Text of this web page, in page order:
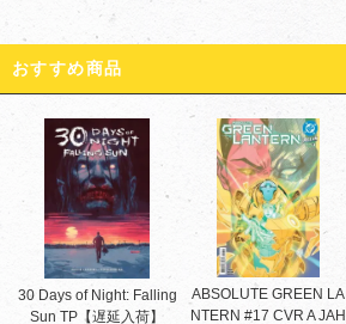
おすすめ商品
30 Days of Night: Falling
Sun TP【遅延入荷】
ABSOLUTE GREEN LA
NTERN #17 CVR A JAH